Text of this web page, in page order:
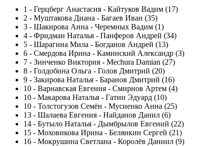
1 - Герцберг Анастасия - Кайтуков Вадим (17)
2 - Муштакова Диана - Багаев Иван (35)
3 - Шакирова Анна - Черемных Вадим (1)
4 - Фридман Наталья - Панферов Андрей (34)
5 - Шарагина Мила - Богданов Андрей (13)
6 - Смердова Ирина - Каминский Александр (3)
7 - Зинченко Виктория - Mechura Damian (27)
8 - Голдобина Ольга - Голов Дмитрий (20)
9 - Закирова Наталья - Баранов Дмитрий (16)
10 - Варнавская Евгения - Смирнов Артем (4)
10 - Макарова Наталья - Гатин Эдуард (10)
10 - Толстогузов Семён - Мусиенко Анна (25)
13 - Шалаева Евгения - Найданов Данил (6)
14 - Бутыло Наталья - Дымбрылов Евгений (22)
15 - Моховикова Ирина - Белянкин Сергей (21)
16 - Мокрушина Светлана - Королёв Даниил (9)